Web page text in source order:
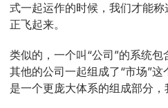
式一起运作的时候，我们才能
正飞起来。
类似的，一个叫“公司”的系统
其他的公司一起组成了“市场”
是一个更庞大体系的组成部分，